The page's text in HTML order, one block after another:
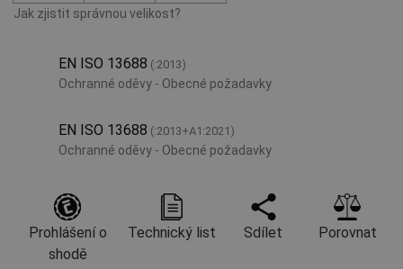
Jak zjistit správnou velikost?
EN ISO 13688 (:2013)
Ochranné oděvy - Obecné požadavky
EN ISO 13688 (:2013+A1:2021)
Ochranné oděvy - Obecné požadavky
Prohlášení o
shodě
Technický list Sdílet Porovnat